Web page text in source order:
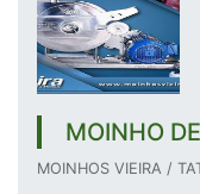
MOINHO
MOINHOS VIEIRA /